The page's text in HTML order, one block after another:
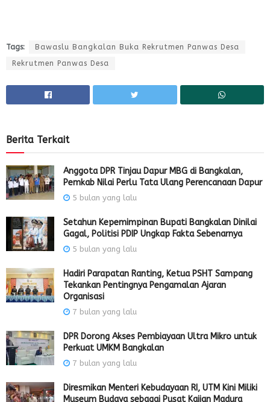
Tags:
Bawaslu Bangkalan Buka Rekrutmen Panwas Desa
Rekrutmen Panwas Desa
Berita Terkait
Anggota DPR Tinjau Dapur MBG di Bangkalan,
Pemkab Nilai Perlu Tata Ulang Perencanaan Dapur
5 bulan yang lalu
Setahun Kepemimpinan Bupati Bangkalan Dinilai
Gagal, Politisi PDIP Ungkap Fakta Sebenarnya
5 bulan yang lalu
Hadiri Parapatan Ranting, Ketua PSHT Sampang
Tekankan Pentingnya Pengamalan Ajaran
Organisasi
7 bulan yang lalu
DPR Dorong Akses Pembiayaan Ultra Mikro untuk
Perkuat UMKM Bangkalan
7 bulan yang lalu
Diresmikan Menteri Kebudayaan RI, UTM Kini Miliki
Museum Budaya sebagai Pusat Kajian Madura